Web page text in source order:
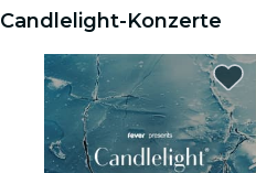
Candlelight-Konzerte